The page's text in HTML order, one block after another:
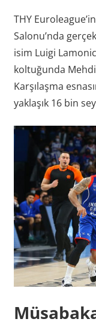
THY
Salonu’nda
isim Luigi
koltuğunda
Karşılaşma
yaklaşık 16 bin